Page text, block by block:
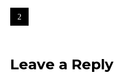
Leave a Reply